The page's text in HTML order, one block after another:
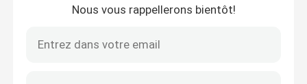
Nous vous rappellerons bientôt!